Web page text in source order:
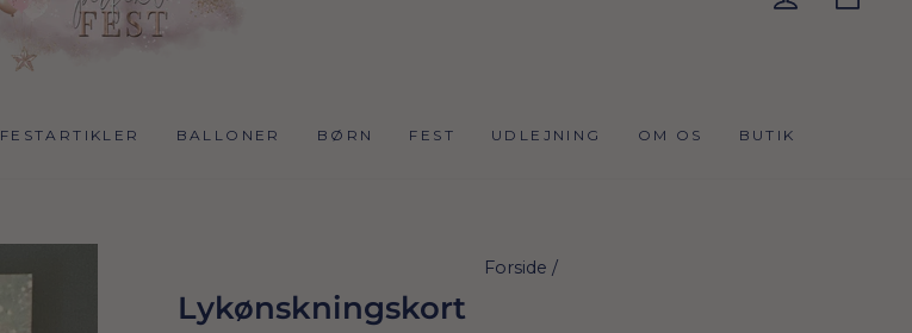
FESTARTIKLER BALLONER BØRN FEST UDLEJNING OM OS BUTIK
Forside /
Lykønskningskort